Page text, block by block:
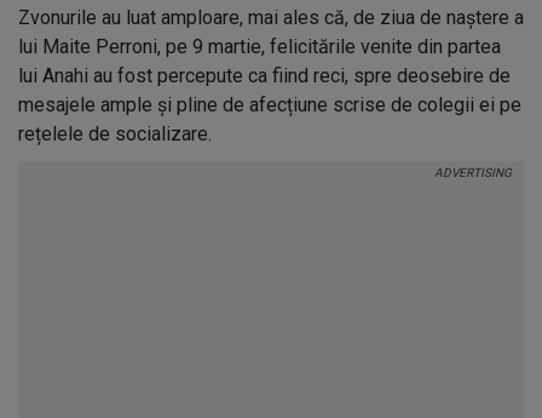
Zvonurile au luat amploare, mai ales că, de ziua de naștere a
lui Maite Perroni, pe 9 martie, felicitările venite din partea
lui Anahi au fost percepute ca fiind reci, spre deosebire de
mesajele ample și pline de afecțiune scrise de colegii ei pe
rețelele de socializare.